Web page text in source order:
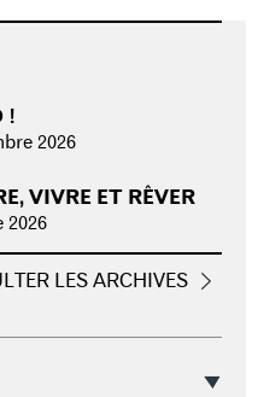
!
2026
VIVRE ET RÊVER
2026
LES ARCHIVES